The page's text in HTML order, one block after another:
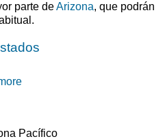
parte deArizona, que podrán